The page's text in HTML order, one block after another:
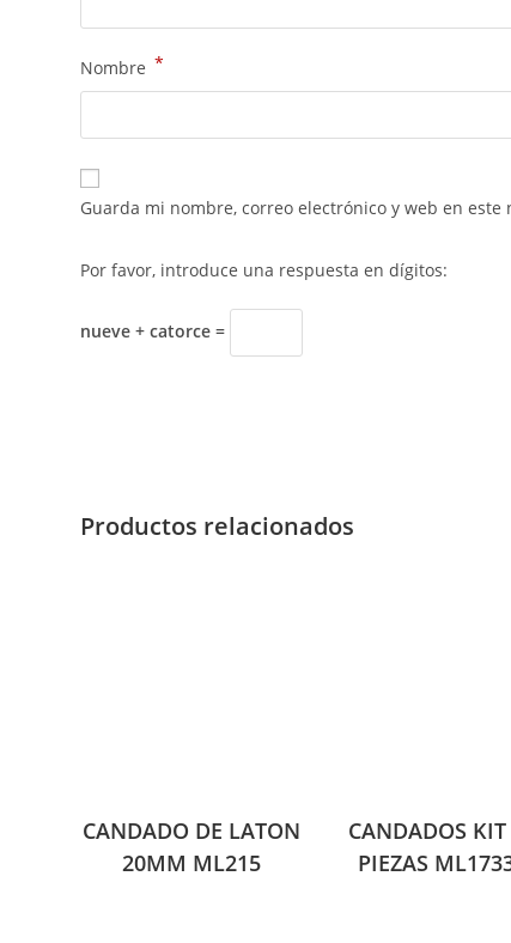
Nombre *
Guarda mi nombre, correo electrónico y web en
Por favor, introduce una respuesta en dígitos:
nueve + catorce =
Productos relacionados
CANDADO DE LATON
20MM ML215
CANDADOS
PIEZAS